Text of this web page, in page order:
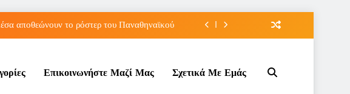
αποθεώνουν το ρόστερ του Παναθηναϊκού
του Μοχάμεντ Σαλάχ με διετές συμβόλαιο
Επικοινωνήστε Μαζί Μας Σχετικά Με Εμάς